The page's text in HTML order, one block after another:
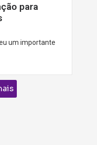
para
um importante